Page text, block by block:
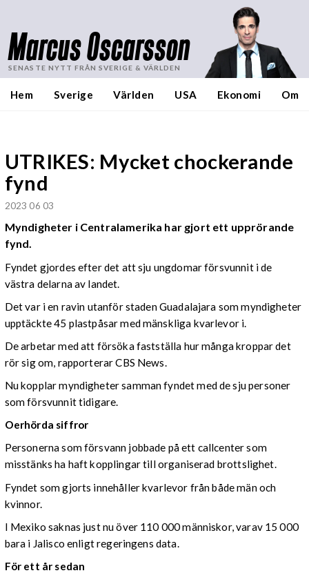
Marcus Oscarsson
SENASTE NYTT FRÅN SVERIGE & VÄRLDEN
Hem Sverige Världen USA Ekonomi Om
UTRIKES: Mycket chockerande
fynd
2023 06 03
Myndigheter i Centralamerika har gjort ett upprörande
fynd.
Fyndet gjordes efter det att sju ungdomar försvunnit i de
västra delarna av landet.
Det var i en ravin utanför staden Guadalajara som myndigheter
upptäckte 45 plastpåsar med mänskliga kvarlevor i.
De arbetar med att försöka fastställa hur många kroppar det
rör sig om, rapporterar CBS News.
Nu kopplar myndigheter samman fyndet med de sju personer
som försvunnit tidigare.
Oerhörda siffror
Personerna som försvann jobbade på ett callcenter som
misstänks ha haft kopplingar till organiserad brottslighet.
Fyndet som gjorts innehåller kvarlevor från både män och
kvinnor.
I Mexiko saknas just nu över 110 000 människor, varav 15 000
bara i Jalisco enligt regeringens data.
För ett år sedan